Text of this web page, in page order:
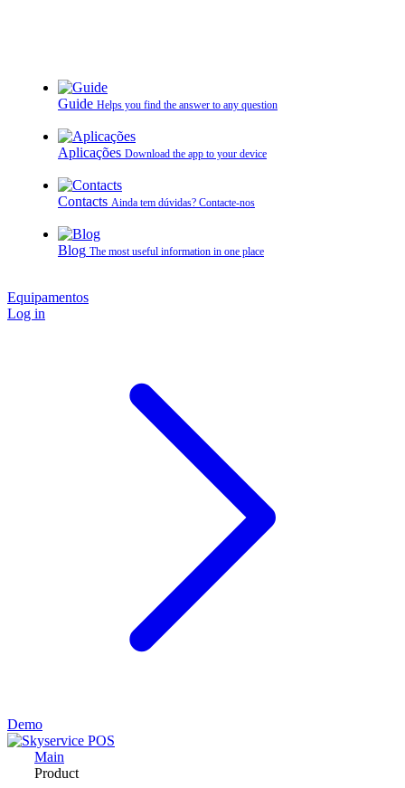
Guide Helps you find the answer to any question
Aplicações Download the app to your device
Contacts Ainda tem dúvidas? Contacte‑nos
Blog The most useful information in one place
Equipamentos
Log in
Demo
Main
Product